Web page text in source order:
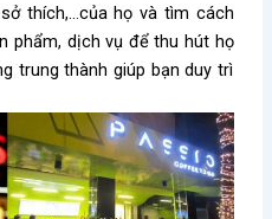
thích,…của họ và tìm cách
phẩm, dịch vụ để thu hút họ
trung thành giúp bạn duy trì